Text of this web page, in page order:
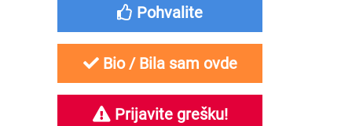
Pohvalite
Bio / Bila sam ovde
Prijavite grešku!